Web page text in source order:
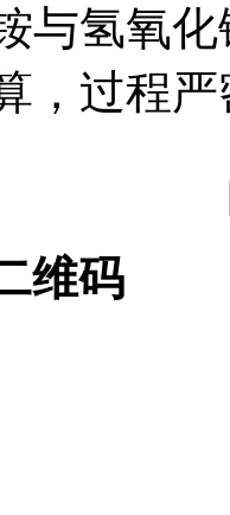
与氢氧
，过程
维码